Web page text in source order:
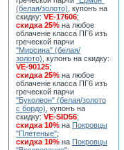
(белая/золото) , купонъ на
скидку: VE-17606;
скидка 25% на любое
облаченiе класса ПГ6 изъ
греческой парчи
"Мирсина" (белая/
золото) , купонъ на скидку:
VE-90125;
скидка 25% на любое
облаченiе класса ПГ6 изъ
греческой парчи
"Буколеон" (белая/золото
с бордо) , купонъ на
скидку: VE-SID56;
скидка 10% на Покровцы
"Плетеные";
скидка 10% на Покровцы